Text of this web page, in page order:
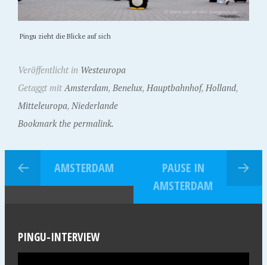
Pingu zieht die Blicke auf sich
Veröffentlicht in Westeuropa
Getaggt mitAmsterdam, Benelux, Hauptbahnhof, Holland,
Mitteleuropa, Niederlande
Bookmark the permalink.
AMSTERDAM
PAUSE IN
AMSTERDAM
PINGU-INTERVIEW